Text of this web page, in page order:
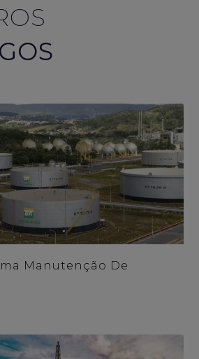
Manutenção De